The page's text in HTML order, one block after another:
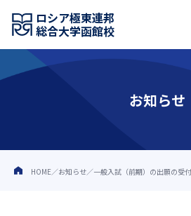
ロシア極東連邦
総合大学函館校
お知らせ
HOME お知らせ 一般入試（前期）の出願の受